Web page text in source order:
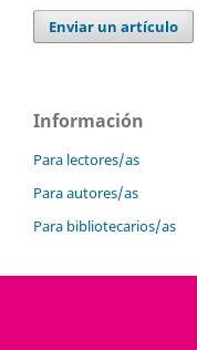
Enviar un artículo
Información
Para lectores/as
Para autores/as
Para bibliotecarios/as